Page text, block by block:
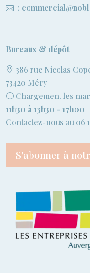
:
Bureaux & dépôt
386 rue Nicolas
73420 Méry
Chargement les
11h30 à 13h30 - 17h00
Contactez-nous au 06
S'abonner à